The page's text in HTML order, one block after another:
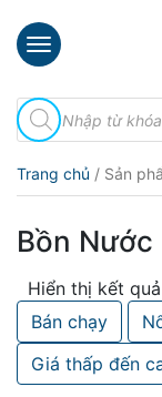
×
chủ
thiệu
phẩm
Đầu
Phun
Vi
Bọt
Khí
Tìm
kiếm
sản
Trang chủ / Sản
Bồn
Hiển thị kết
Bán chạy
Giá thấp đến